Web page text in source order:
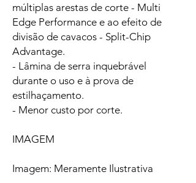
múltiplas arestas de corte - Multi
Edge Performance e ao efeito de
divisão de cavacos - Split-Chip
Advantage.
- Lâmina de serra inquebrável
durante o uso e à prova de
estilhaçamento.
- Menor custo por corte.
IMAGEM
Imagem: Meramente Ilustrativa